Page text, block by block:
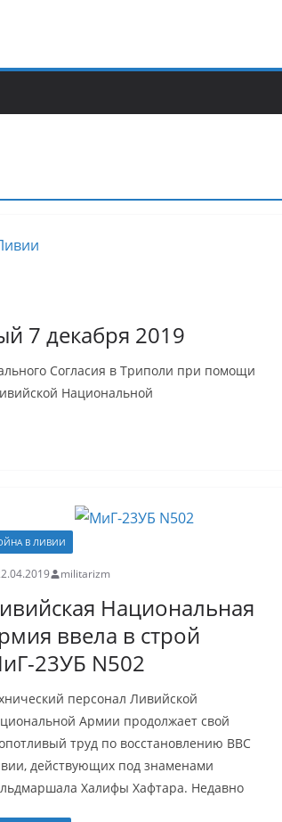
7 декабря 2019
Согласия в Триполи при помощи
Национальной
В ЛИВИИ
militarizm
Национальная
ввела в строй
23УБ N502
персонал Ливийской
Армии продолжает свой
труд по восстановлению ВВС
действующих под знаменами
Халифы Хафтара. Недавно